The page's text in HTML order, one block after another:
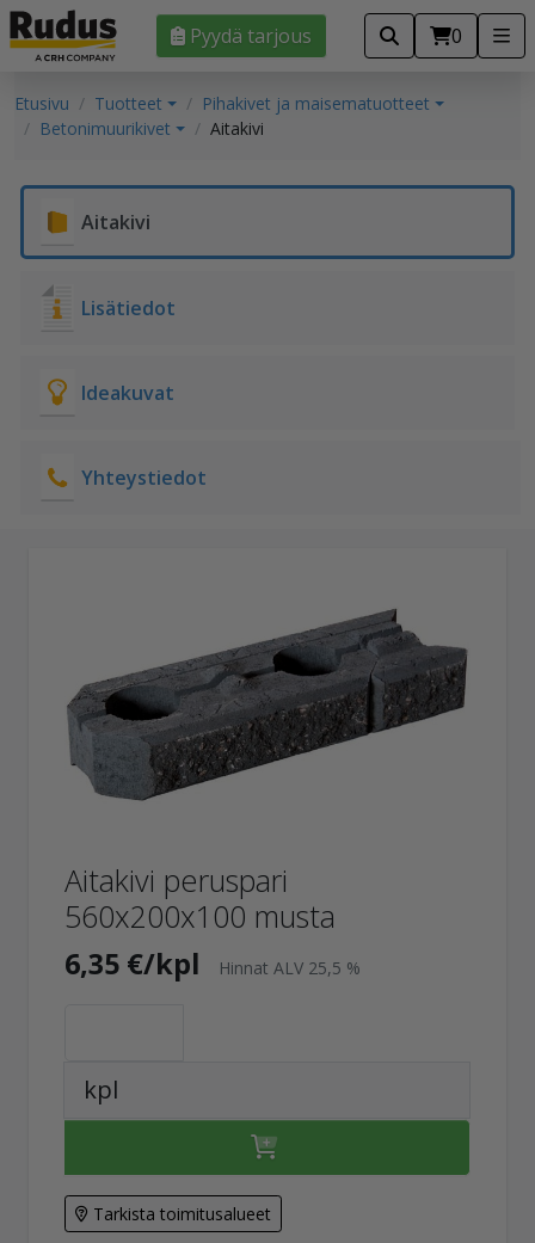
Pyydä tarjous 0
Etusivu Tuotteet
Pihakivet ja maisematuotteet
Betonimuurikivet
Aitakivi
Aitakivi
Lisätiedot
Ideakuvat
Yhteystiedot
Aitakivi peruspari
560x200x100 musta
6,35 €/kpl Hinnat ALV 25,5 %
kpl
Tarkista toimitusalueet